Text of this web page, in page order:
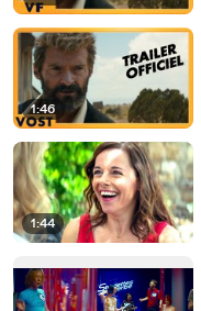
1:46
1:44